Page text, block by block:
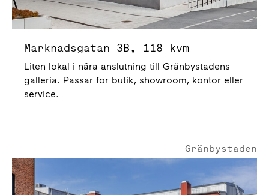
Marknadsgatan 3B, 118 kvm
Liten lokal i nära anslutning till Gränbystadens
galleria. Passar för butik, showroom, kontor eller
service.
Marknadsgatan 7
Gränbystaden